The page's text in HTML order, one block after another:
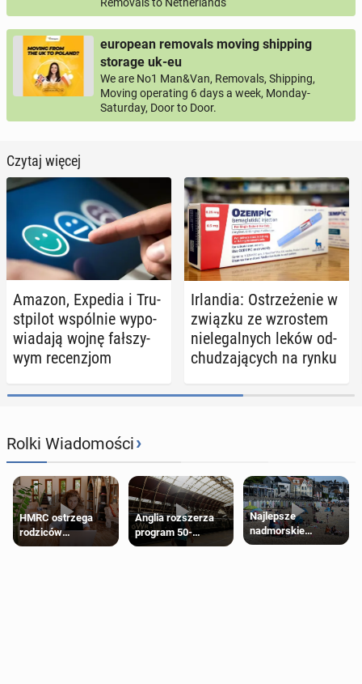
european removals moving shipping
storage uk-eu
We are No1 Man&Van, Removals, Shipping,
Moving operating 6 days a week, Monday-
Saturday, Door to Door.
Czytaj więcej
Amazon, Expedia i Tru­
st­pi­lot wspól­nie wy­po­
wia­da­ją wojnę fał­szy­
wym re­cen­zjom
Ir­lan­dia: Ostrze­że­nie w
związku ze wzro­stem
nie­le­gal­nych leków od­
chu­dza­ją­cych na rynku
Rolki Wiadomości›
HMRC ostrzega
rodziców
pobierających Child
Anglia rozszerza
program 50-
procentowych
Najlepsze
nadmorskie
miasteczko blisko